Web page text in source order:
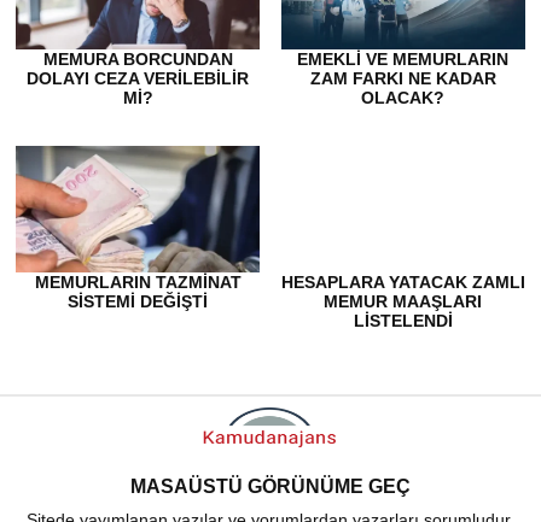
MEMURA BORCUNDAN
DOLAYI CEZA VERILEBILIR
MI?
EMEKLI VE MEMURLARIN
ZAM FARKI NE KADAR
OLACAK?
MEMURLARIN TAZMINAT
SISTEMI DEĞIŞTI
HESAPLARA YATACAK ZAMLI
MEMUR MAAŞLARI
LISTELENDI
MASAÜSTÜ GÖRÜNÜME GEÇ